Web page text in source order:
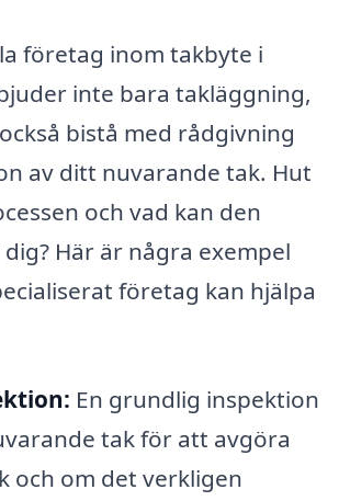
företag inom takbyte i
inte bara takläggning,
bistå med rådgivning
av ditt nuvarande tak. Hut
och vad kan den
Här är några exempel
företag kan hjälpa
En grundlig inspektion
tak för att avgöra
och om det verkligen